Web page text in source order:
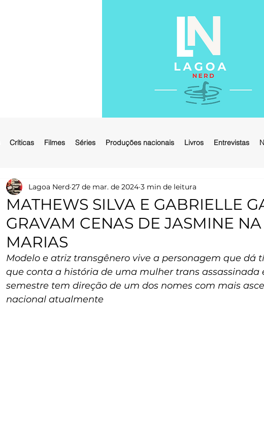
Críticas Filmes Séries Produções nacionais Livros Entrevistas
MATHEWS SILVA E GABRIELLE
GRAVAM CENAS DE JASMINE
MARIAS
Lagoa Nerd 27 de mar. de 2024 3 min de leitura
Modelo e atriz transgênero vive a personagem que dá
que conta a história de uma mulher trans assassinada
semestre tem direção de um dos nomes com mais
nacional atualmente